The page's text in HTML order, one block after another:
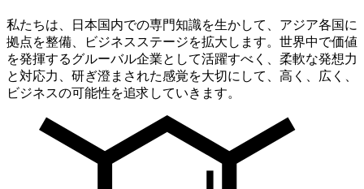
私たちは、日本国内での専門知識を生かして、アジア各国に
拠点を整備、ビジネスステージを拡大します。世界中で価値
を発揮するグルーバル企業として活躍すべく、柔軟な発想力
と対応力、研ぎ澄まされた感覚を大切にして、高く、広く、
ビジネスの可能性を追求していきます。